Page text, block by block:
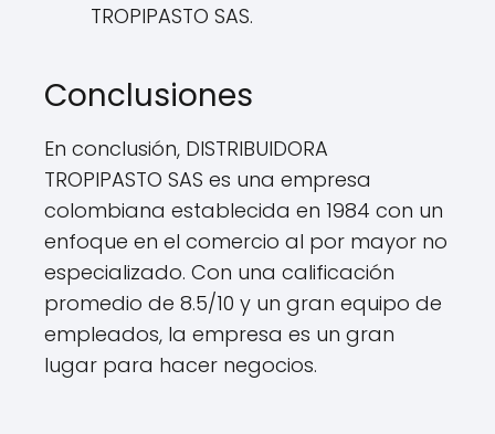
TROPIPASTO SAS.
Conclusiones
En conclusión, DISTRIBUIDORA
TROPIPASTO SAS es una empresa
colombiana establecida en 1984 con un
enfoque en el comercio al por mayor no
especializado. Con una calificación
promedio de 8.5/10 y un gran equipo de
empleados, la empresa es un gran
lugar para hacer negocios.